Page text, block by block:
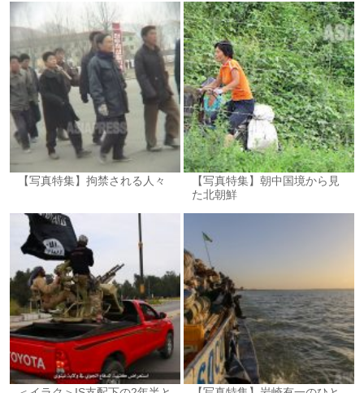
【写真特集】拘禁される人々
【写真特集】朝中国境から見
た北朝鮮